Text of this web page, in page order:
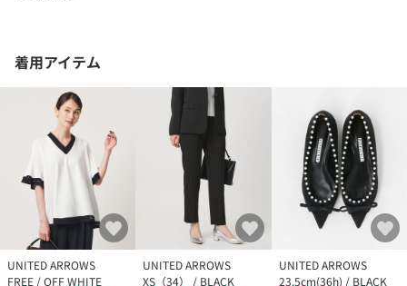
着用アイテム
UNITED ARROWS
FREE / OFF WHITE
UNITED ARROWS
XS（34） / BLACK
UNITED ARROWS
23.5cm(36h) / BLACK